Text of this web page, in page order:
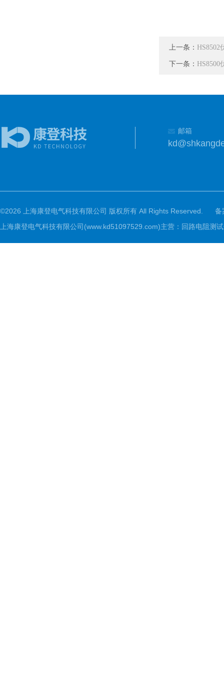
上一条： HS8502
下一条： HS8500
邮箱
©2026 上海康登电气科技有限公司 版权所有 All Rights Reserved.
备
上海康登电气科技有限公司(www.kd51097529.com)主营：回路电阻